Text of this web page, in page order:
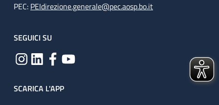
PEC: PEIdirezione.generale@pec.aosp.bo.it
SEGUICI SU
SCARICA L'APP